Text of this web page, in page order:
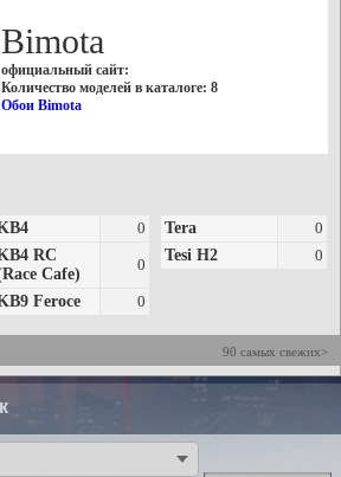
Bimota
официальный сайт:
Количество моделей в каталоге: 8
Обои Bimota
0
RC
Cafe)
0
Feroce 0
Tera
0
Tesi H2
0
90 самых свежих>